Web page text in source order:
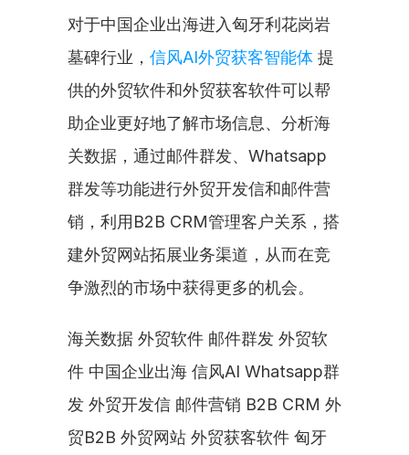
对于中国企业出海进入匈牙利花岗岩
墓碑行业， 信风AI外贸获客智能体 提
供的外贸软件和外贸获客软件可以帮
助企业更好地了解市场信息、分析海
关数据，通过邮件群发、Whatsapp
群发等功能进行外贸开发信和邮件营
销，利用B2B CRM管理客户关系，搭
建外贸网站拓展业务渠道，从而在竞
争激烈的市场中获得更多的机会。
海关数据 外贸软件 邮件群发 外贸软
件 中国企业出海 信风AI Whatsapp群
发 外贸开发信 邮件营销 B2B CRM 外
贸B2B 外贸网站 外贸获客软件 匈牙